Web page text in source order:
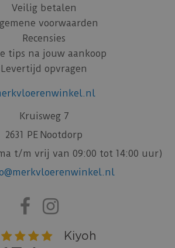
Veilig betalen
voorwaarden
Recensies
tips na jouw aankoop
Levertijd opvragen
Kruisweg 7
2631 PE Nootdorp
t/m vrij van 09:00 tot 14:00 uur)